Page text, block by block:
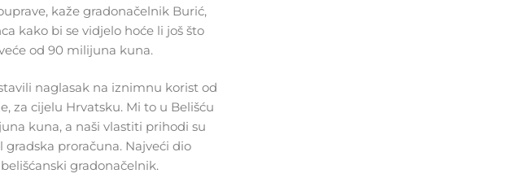
kaže gradonačelnik Burić,
kako bi se vidjelo hoće li još što
od 90 milijuna kuna.
naglasak na iznimnu korist od
za cijelu Hrvatsku. Mi to u Belišću
kuna, a naši vlastiti prihodi su
proračuna. Najveći dio
gradonačelnik.